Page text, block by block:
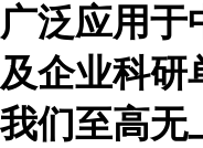
广泛应用于
及企业科研
我们至高无